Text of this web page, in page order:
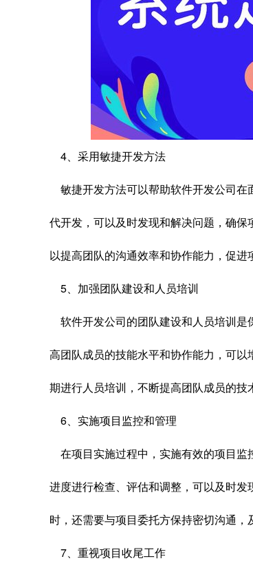
4、采用敏捷开发方法
敏捷开发方法可以帮助软件开发公司在
代开发，可以及时发现和解决问题，确
以提高团队的沟通效率和协作能力，促进
5、加强团队建设和人员培训
软件开发公司的团队建设和人员培训是
高团队成员的技能水平和协作能力，可
期进行人员培训，不断提高团队成员的技
6、实施项目监控和管理
在项目实施过程中，实施有效的项目监
进度进行检查、评估和调整，可以及时
时，还需要与项目委托方保持密切沟通，
7、重视项目收尾工作